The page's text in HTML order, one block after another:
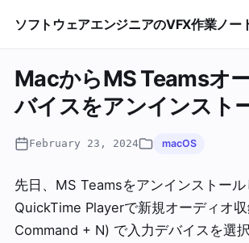
ソフトウェアエンジニアのVFX作業ノー
MacからMS Teamsオ
バイスをアンインスト
February 23, 2024 macOS
先日、MS Teamsをアンインストー
QuickTime Playerで新規オーディオ
Command + N) で入力デバイスを選